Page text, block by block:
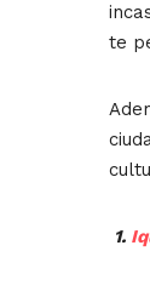
te
1.